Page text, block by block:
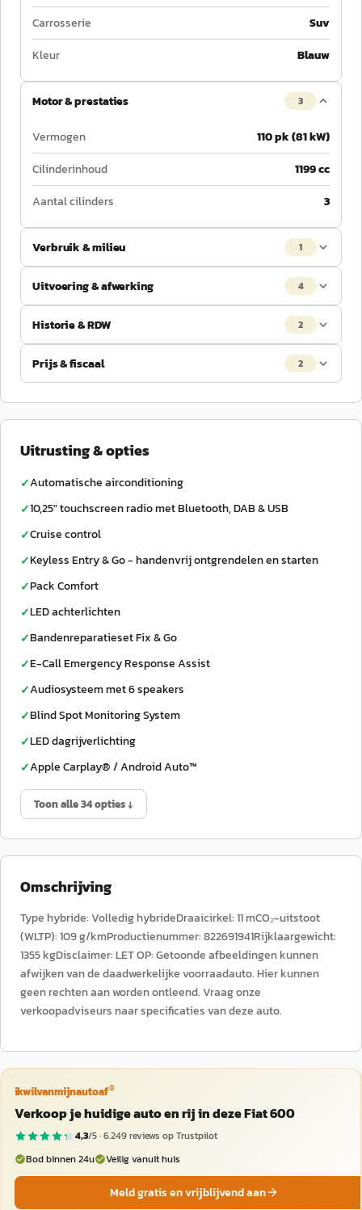
Carrosserie
Suv
Kleur
Blauw
Motor & prestaties 3
Vermogen
110 pk (81 kW)
Cilinderinhoud
1199 cc
Aantal cilinders
3
Verbruik & milieu 1
Uitvoering & afwerking 4
Historie & RDW 2
Prijs & fiscaal 2
Uitrusting & opties
✓Automatische airconditioning
✓10,25" touchscreen radio met Bluetooth, DAB & USB
✓Cruise control
✓Keyless Entry & Go - handenvrij ontgrendelen en starten
✓Pack Comfort
✓LED achterlichten
✓Bandenreparatieset Fix & Go
✓E-Call Emergency Response Assist
✓Audiosysteem met 6 speakers
✓Blind Spot Monitoring System
✓LED dagrijverlichting
✓Apple Carplay® / Android Auto™
Toon alle 34 opties ↓
Omschrijving
Type hybride: Volledig hybrideDraaicirkel: 11 mCO₂-uitstoot
(WLTP): 109 g/kmProductienummer: 822691941Rijklaargewicht:
1355 kgDisclaimer: LET OP: Getoonde afbeeldingen kunnen
afwijken van de daadwerkelijke voorraadauto. Hier kunnen
geen rechten aan worden ontleend. Vraag onze
verkoopadviseurs naar specificaties van deze auto.
ikwilvanmijnautoaf®
Verkoop je huidige auto en rij in deze Fiat 600
4,3/5 ·6.249reviews op Trustpilot
Bod binnen 24u
Veilig vanuit huis
Meld gratis en vrijblijvend aan